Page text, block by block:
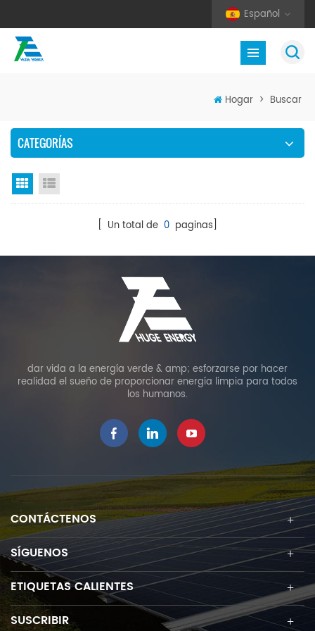
Español
Hogar > Buscar
CATEGORÍAS
Vista en cuadrícula
[ Un total de 0 paginas]
dar vida a la energía verde & amp; esforzarse por hacer
realidad el sueño de proporcionar energía limpia para todos
los humanos.
CONTÁCTENOS
SÍGUENOS
ETIQUETAS CALIENTES
SUSCRIBIR